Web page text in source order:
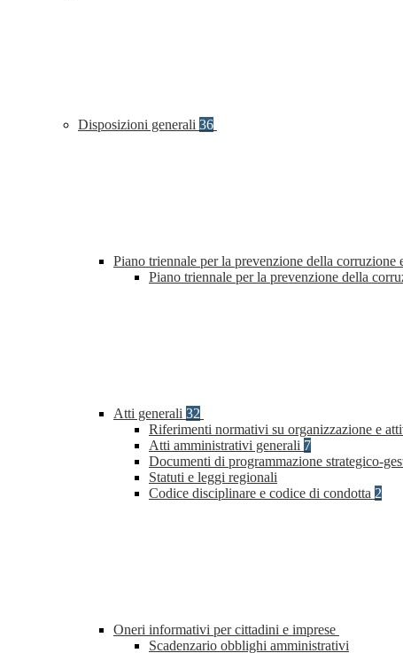
Disposizioni generali 36
Piano triennale per la prevenzione della corruzione
Piano triennale per la prevenzione della
Atti generali 32
Riferimenti normativi su organizzazione e
Atti amministrativi generali 7
Documenti di programmazione strategico-
Statuti e leggi regionali
Codice disciplinare e codice di condotta 2
Oneri informativi per cittadini e imprese
Scadenzario obblighi amministrativi